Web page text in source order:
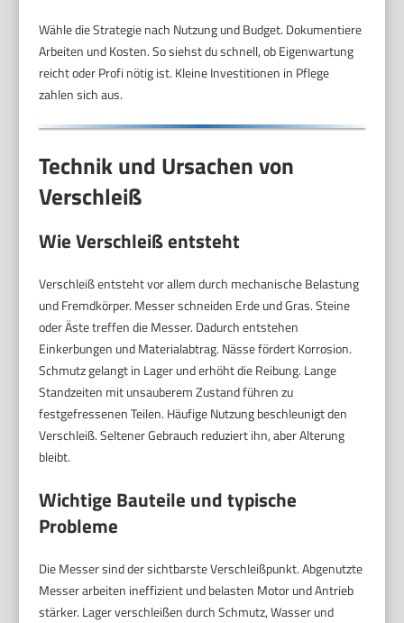
Wähle die Strategie nach Nutzung und Budget. Dokumentiere
Arbeiten und Kosten. So siehst du schnell, ob Eigenwartung
reicht oder Profi nötig ist. Kleine Investitionen in Pflege
zahlen sich aus.
Technik und Ursachen von
Verschleiß
Wie Verschleiß entsteht
Verschleiß entsteht vor allem durch mechanische Belastung
und Fremdkörper. Messer schneiden Erde und Gras. Steine
oder Äste treffen die Messer. Dadurch entstehen
Einkerbungen und Materialabtrag. Nässe fördert Korrosion.
Schmutz gelangt in Lager und erhöht die Reibung. Lange
Standzeiten mit unsauberem Zustand führen zu
festgefressenen Teilen. Häufige Nutzung beschleunigt den
Verschleiß. Seltener Gebrauch reduziert ihn, aber Alterung
bleibt.
Wichtige Bauteile und typische
Probleme
Die Messer sind der sichtbarste Verschleißpunkt. Abgenutzte
Messer arbeiten ineffizient und belasten Motor und Antrieb
stärker. Lager verschleißen durch Schmutz, Wasser und